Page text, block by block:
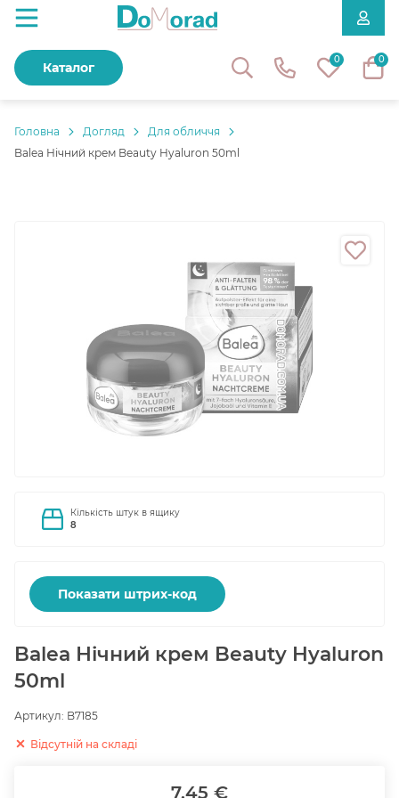
0 0
Каталог
Головнa Догляд
Для обличчя
Balea Нічний крем Beauty Hyaluron 50ml
Кількість штук в ящику
8
Показати штрих-код
Balea Нічний крем Beauty Hyaluron
50ml
Артикул: B7185
Відсутній на складі
7.45 €